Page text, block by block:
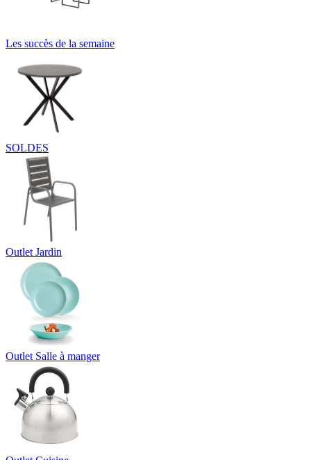
Les succès de la semaine
SOLDES
Outlet Jardin
Outlet Salle à manger